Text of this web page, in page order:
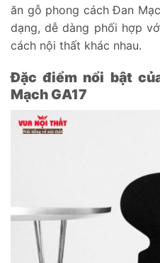
ăn gỗ phong cách Đan
dạng, dễ dàng phối hợp
cách nội thất khác nhau.
Đặc điểm nổi bật
Mạch GA17